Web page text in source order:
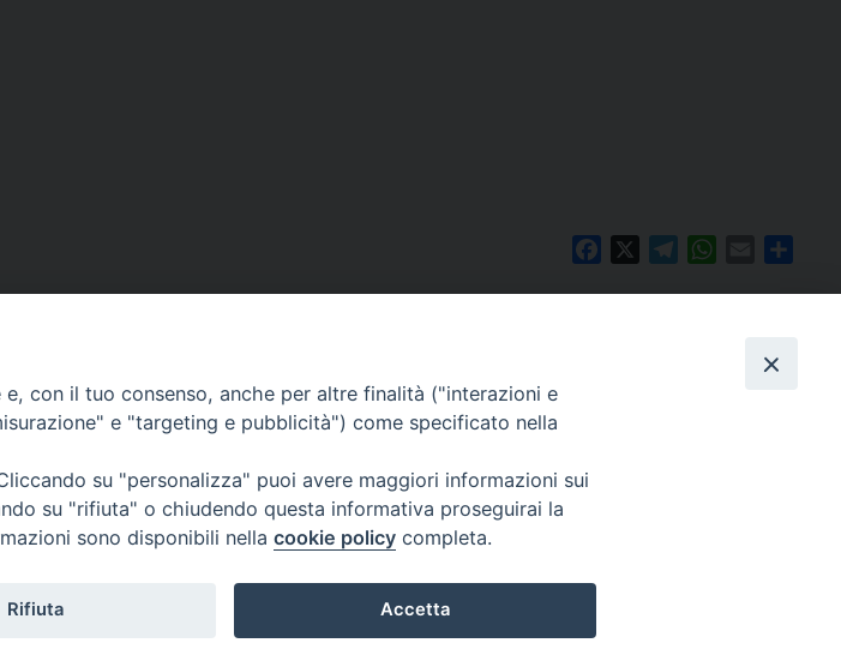
FacebookTelegramWhatsApp
Email
Per segnalazioni tecniche e aggiornamenti:
con il tuo consenso, anche per altre finalità ("interazioni e
e "targeting e pubblicità") come specificato nella
su "personalizza" puoi avere maggiori informazioni sui
su "rifiuta" o chiudendo questa informativa proseguirai la
sono disponibili nella cookie policy completa.
Rifiuta Accetta